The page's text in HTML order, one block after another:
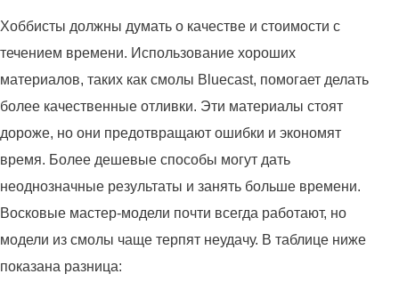
Хоббисты должны думать о качестве и стоимости с
течением времени. Использование хороших
материалов, таких как смолы Bluecast, помогает делать
более качественные отливки. Эти материалы стоят
дороже, но они предотвращают ошибки и экономят
время. Более дешевые способы могут дать
неоднозначные результаты и занять больше времени.
Восковые мастер-модели почти всегда работают, но
модели из смолы чаще терпят неудачу. В таблице ниже
показана разница: